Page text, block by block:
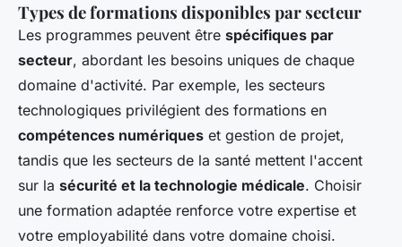
Types de formations disponibles par secteur
Les programmes peuvent être spécifiques par
secteur, abordant les besoins uniques de chaque
domaine d'activité. Par exemple, les secteurs
technologiques privilégient des formations en
compétences numériques et gestion de projet,
tandis que les secteurs de la santé mettent l'accent
sur la sécurité et la technologie médicale. Choisir
une formation adaptée renforce votre expertise et
votre employabilité dans votre domaine choisi.